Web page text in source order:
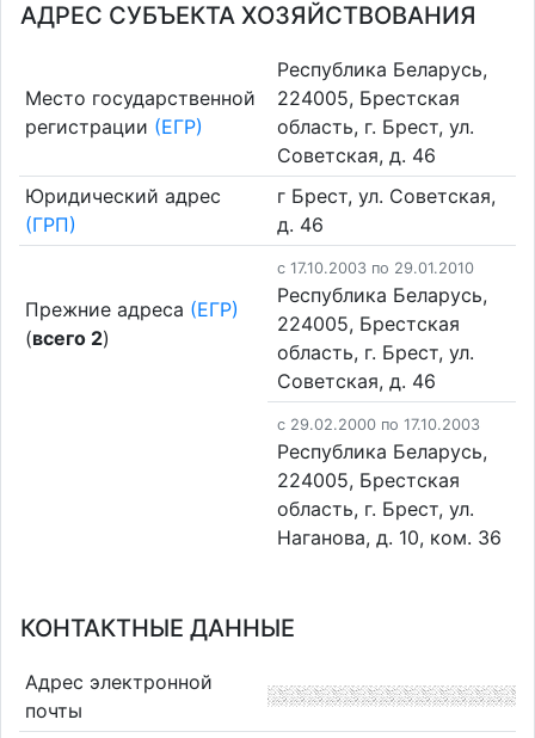
АДРЕС СУБЪЕКТА ХОЗЯЙСТВОВАНИЯ
Место государственной
регистрации (ЕГР)
Республика Беларусь,
224005, Брестская
область, г. Брест, ул.
Советская, д. 46
Юридический адрес
(ГРП)
г Брест, ул. Советская,
д. 46
Прежние адреса (ЕГР)
(всего 2)
c 17.10.2003 по 29.01.2010
Республика Беларусь,
224005, Брестская
область, г. Брест, ул.
Советская, д. 46
c 29.02.2000 по 17.10.2003
Республика Беларусь,
224005, Брестская
область, г. Брест, ул.
Наганова, д. 10, ком. 36
КОНТАКТНЫЕ ДАННЫЕ
Адрес электронной
почты